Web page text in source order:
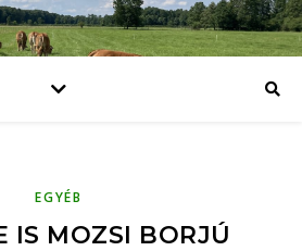
EGYÉB
IS MOZSI BORJÚ